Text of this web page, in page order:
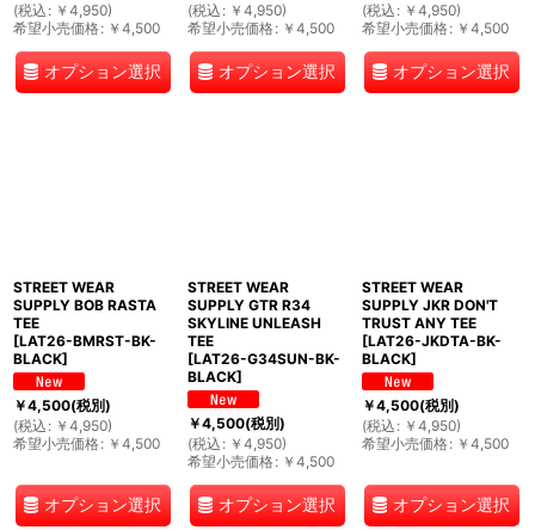
(税込 : ￥ 4,950)
希望小売価格: ￥ 4,500
オプション選択
(税込 : ￥ 4,950)
希望小売価格: ￥ 4,500
オプション選択
(税込 : ￥ 4,950)
希望小売価格: ￥ 4,500
オプション選択
STREET WEAR
SUPPLY BOB RASTA
TEE
[LAT26-BMRST-BK-
BLACK]
￥4,500(税別)
(税込 : ￥ 4,950)
希望小売価格: ￥ 4,500
オプション選択
STREET WEAR
SUPPLY GTR R34
SKYLINE UNLEASH
TEE
[LAT26-G34SUN-BK-
BLACK]
￥4,500(税別)
(税込 : ￥ 4,950)
希望小売価格: ￥ 4,500
オプション選択
STREET WEAR
SUPPLY JKR DON'T
TRUST ANY TEE
[LAT26-JKDTA-BK-
BLACK]
￥4,500(税別)
(税込 : ￥ 4,950)
希望小売価格: ￥ 4,500
オプション選択